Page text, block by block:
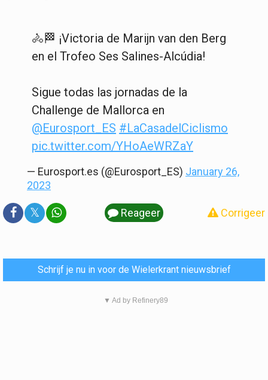
🚴🏁 ¡Victoria de Marijn van den Berg
en el Trofeo Ses Salines-Alcúdia!
Sigue todas las jornadas de la
Challenge de Mallorca en
@Eurosport_ES #LaCasadelCiclismo
pic.twitter.com/YHoAeWRZaY
— Eurosport.es (@Eurosport_ES) January 26,
2023
𝕏 Reageer Corrigeer
Schrijf je nu in voor de Wielerkrant nieuwsbrief
▼ Ad by Refinery89